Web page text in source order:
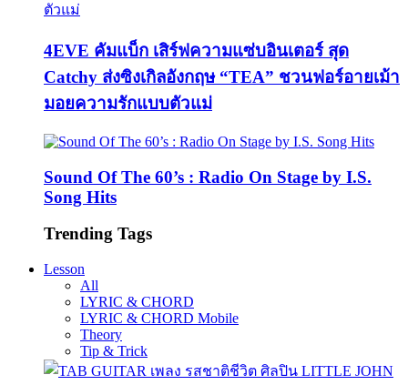
4EVE คัมแบ็ก เสิร์ฟความแซ่บอินเตอร์ สุด
Catchy ส่งซิงเกิลอังกฤษ “TEA” ชวนฟอร์อายเม้า
มอยความรักแบบตัวแม่
Sound Of The 60’s : Radio On Stage by I.S.
Song Hits
Trending Tags
Lesson
All
LYRIC & CHORD
LYRIC & CHORD Mobile
Theory
Tip & Trick